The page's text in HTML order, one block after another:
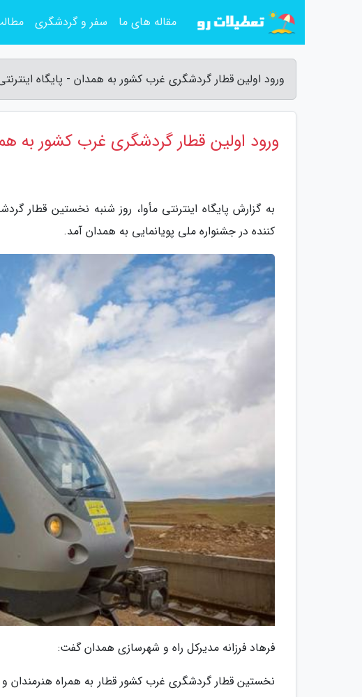
ورود اولین قطار گردشگری غرب کشور به همدان - پایگاه
ورود اولین قطار گردشگری غرب کشور به
کننده در جشنواره ملی پویانمایی به همدان آمد.
فرهاد فرزانه مدیرکل راه و شهرسازی همدان گفت:
نخستین قطار گردشگری غرب کشور قطار به همراه
مقاله های ما سفر و گردشگری